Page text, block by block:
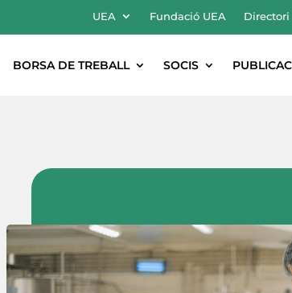
UEA Fundació UEA Directori
BORSA DE TREBALL SOCIS